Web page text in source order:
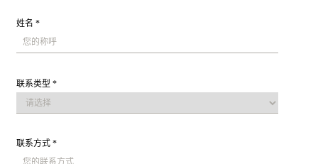
姓名 *
联系类型 *
联系方式 *